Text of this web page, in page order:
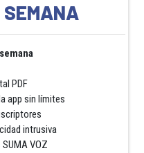
PDF
app sin límites
intrusiva
VOZ